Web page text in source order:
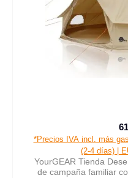
*Precios IVA incl. más
(2-4 días) |
YourGEAR Tienda
de campaña familiar